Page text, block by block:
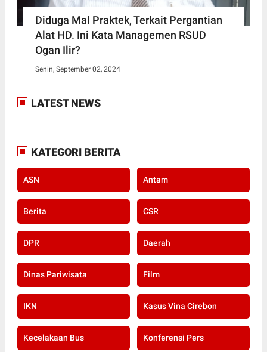
Diduga Mal Praktek, Terkait Pergantian
Alat HD. Ini Kata Managemen RSUD
Ogan Ilir?
Senin, September 02, 2024
LATEST NEWS
KATEGORI BERITA
ASN Antam
Berita CSR
DPR Daerah
Dinas Pariwisata Film
IKN Kasus Vina Cirebon
Kecelakaan Bus Konferensi Pers